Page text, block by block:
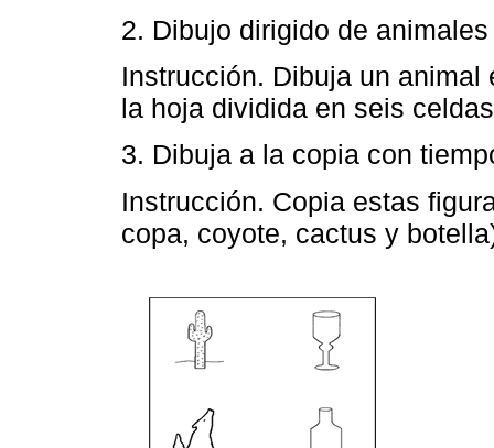
2. Dibujo dirigido de
Instrucción. Dibuja un
la hoja dividida en seis
3. Dibuja a la copia con
Instrucción. Copia estas
copa, coyote, cactus y